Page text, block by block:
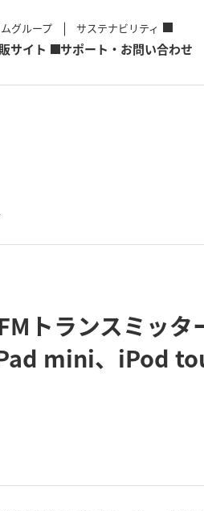
グループ サステナビリティ
サイト サポート・お問い合わせ
トランスミッタ
mini、iPod